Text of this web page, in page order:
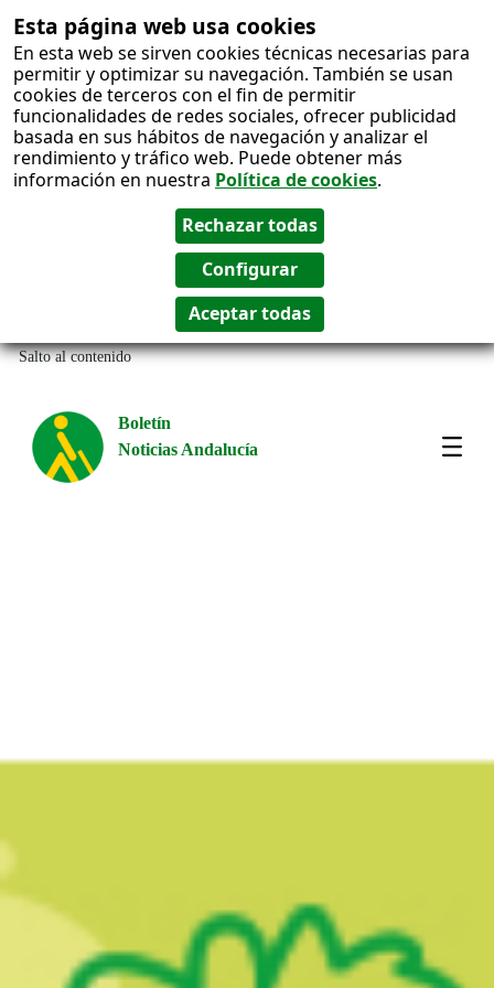
Esta página web usa cookies
En esta web se sirven cookies técnicas necesarias para
permitir y optimizar su navegación. También se usan
cookies de terceros con el fin de permitir
funcionalidades de redes sociales, ofrecer publicidad
basada en sus hábitos de navegación y analizar el
rendimiento y tráfico web. Puede obtener más
información en nuestra Política de cookies.
Salto al contenido
Boletín
Noticias Andalucía